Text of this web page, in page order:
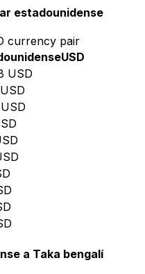
estadounidense
currency pair
USD
USD
USD
USD
a Taka bengalí